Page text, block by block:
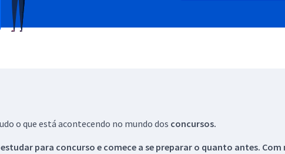
o que está acontecendo no mundo dos concursos.
estudar para concurso e comece a se preparar o quanto antes.